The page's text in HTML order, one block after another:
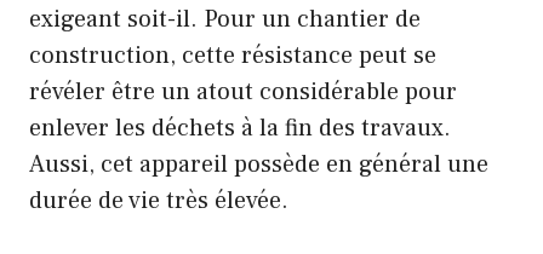
exigeant soit-il. Pour un chantier de
construction, cette résistance peut se
révéler être un atout considérable pour
enlever les déchets à la fin des travaux.
Aussi, cet appareil possède en général une
durée de vie très élevée.